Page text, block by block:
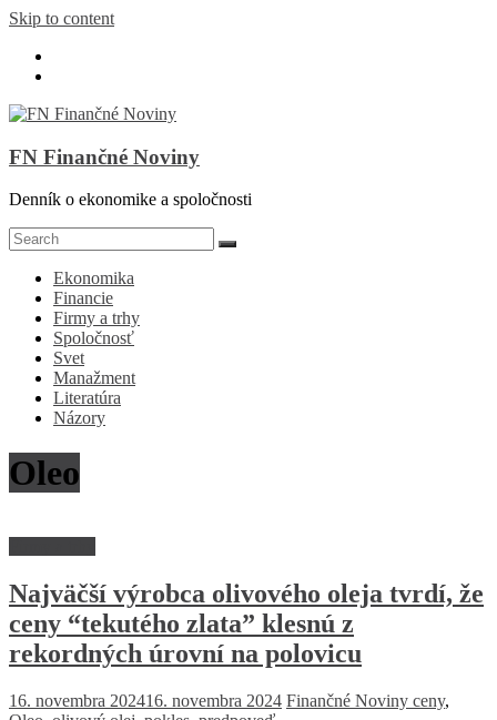
Skip to content
FN Finančné Noviny
Denník o ekonomike a spoločnosti
Ekonomika
Financie
Firmy a trhy
Spoločnosť
Svet
Manažment
Literatúra
Názory
Oleo
Najväčší výrobca olivového oleja tvrdí, že
ceny “tekutého zlata” klesnú z
rekordných úrovní na polovicu
16. novembra 202416. novembra 2024 Finančné Noviny ceny,